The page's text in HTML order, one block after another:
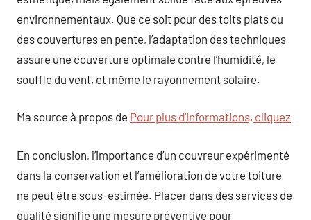
environnementaux. Que ce soit pour des toits plats ou
des couvertures en pente, l’adaptation des techniques
assure une couverture optimale contre l’humidité, le
souffle du vent, et même le rayonnement solaire.
Ma source à propos de Pour plus d’informations, cliquez
En conclusion, l’importance d’un couvreur expérimenté
dans la conservation et l’amélioration de votre toiture
ne peut être sous-estimée. Placer dans des services de
qualité signifie une mesure préventive pour